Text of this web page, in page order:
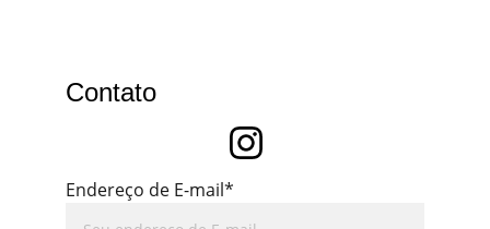
Contato
Endereço de E-mail*